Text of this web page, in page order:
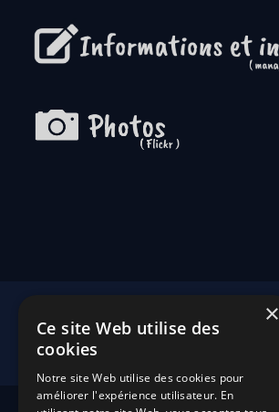
×
Ce site Web utilise des
cookies
Notre site Web utilise des cookies pour
améliorer l'expérience utilisateur. En